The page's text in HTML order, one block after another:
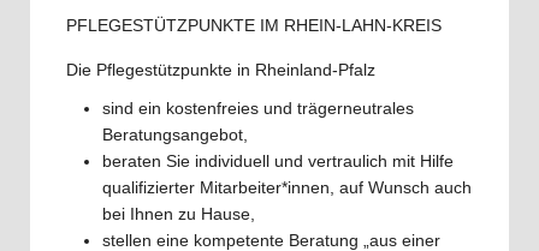
PFLEGESTÜTZPUNKTE IM RHEIN-LAHN-KREIS
Die Pflegestützpunkte in Rheinland-Pfalz
sind ein kostenfreies und trägerneutrales
Beratungsangebot,
beraten Sie individuell und vertraulich mit Hilfe
qualifizierter Mitarbeiter*innen, auf Wunsch auch
bei Ihnen zu Hause,
stellen eine kompetente Beratung „aus einer